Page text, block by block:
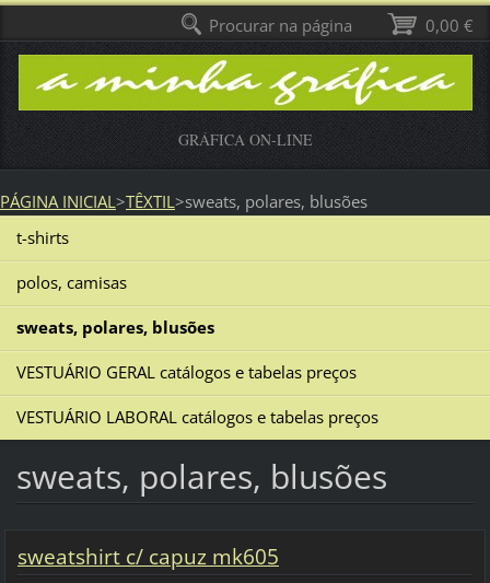
GRÁFICA ON-LINE
PÁGINA INICIAL >TÊXTIL >sweats, polares, blusões
t-shirts
polos, camisas
sweats, polares, blusões
VESTUÁRIO GERAL catálogos e tabelas preços
VESTUÁRIO LABORAL catálogos e tabelas preços
sweats, polares, blusões
sweatshirt c/ capuz mk605
0,00 €
Procurar na página